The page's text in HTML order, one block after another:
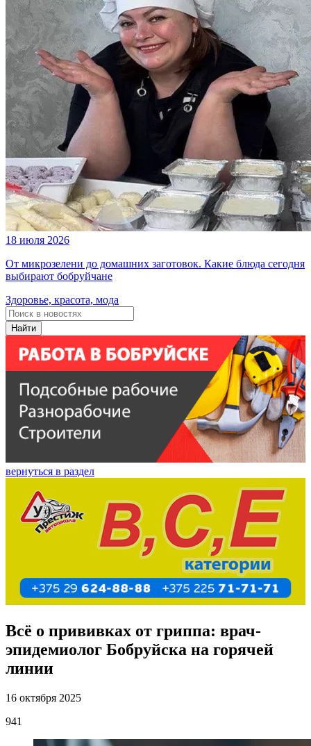
18 июля 2026
От микрозелени до домашних заготовок. Какие блюда сегодня
выбирают бобруйчане
Здоровье, красота, мода
Найти
вернуться в раздел
Всё о прививках от гриппа: врач-
эпидемиолог Бобруйска на горячей
линии
16 октября 2025
941